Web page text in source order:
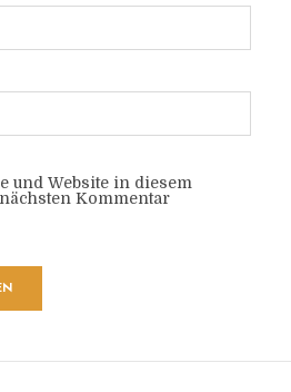
und Website in diesem
Kommentar